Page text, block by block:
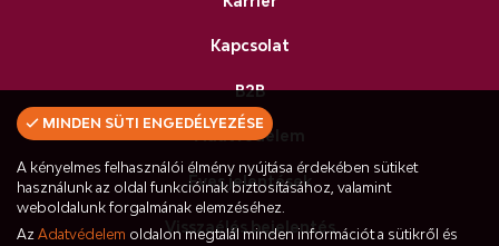
Kapcsolat
B2B
Adatvédelem
Éves jelentések
Visszaélés bejelentés
MINDEN SÜTI ENGEDÉLYEZÉSE
A kényelmes felhasználói élmény nyújtása érdekében sütiket
használunk az oldal funkcióinak biztosításához, valamint
weboldalunk forgalmának elemzéséhez.
Az Adatvédelem oldalon megtalál minden információt a sütikről és